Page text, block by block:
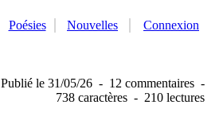
Poésies Nouvelles Connexion
Publié le 31/05/26 - 12 commentaires -
738 caractères - 210 lectures